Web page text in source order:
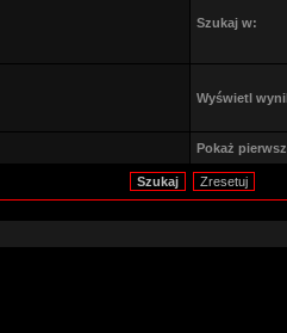
Szukaj w:
Wyświetl
Pokaż